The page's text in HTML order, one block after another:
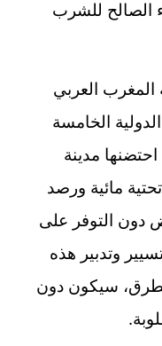
الصالح للشرب
العربي
الخامسة
احتضنها مدينة
مائية ورصد
دون التوفر على
وتدبير هذه
سيكون دون
.